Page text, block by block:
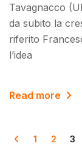
Tavagnacco
da subito la
riferito
l’idea
Read more
1 2 3